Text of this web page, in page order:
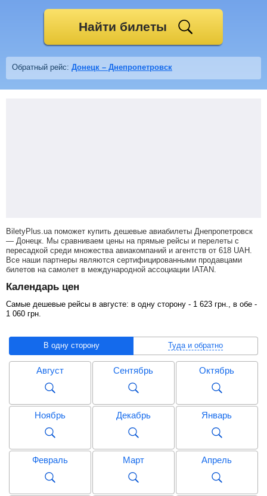
Найти билеты
Обратный рейс: Донецк – Днепропетровск
BiletyPlus.ua поможет купить дешевые авиабилеты Днепропетровск
— Донецк. Мы сравниваем цены на прямые рейсы и перелеты с
пересадкой среди множества авиакомпаний и агентств от 618 UAH
Все наши партнеры являются сертифицированными продавцами
билетов на самолет в международной ассоциации IATAN.
Календарь цен
Самые дешевые рейсы в августе: в одну сторону - 1 623 грн ., в обе -
1 060 грн
В одну сторону Туда и обратно
Август Сентябрь Октябрь
Ноябрь Декабрь Январь
Февраль Март Апрель